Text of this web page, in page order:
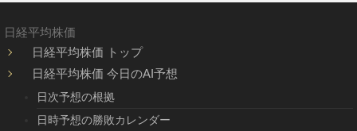
日経平均株価
日経平均株価 トップ
日経平均株価 今日のAI予想
日次予想の根拠
日時予想の勝敗カレンダー